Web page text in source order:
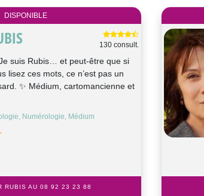
DISPONIBLE
130 consult.
suis Rubis… et peut-être que si
lisez ces mots, ce n’est pas un
✨ Médium, cartomancienne et
Numérologie, Médium
RUBIS AU 08 92 23 23 88